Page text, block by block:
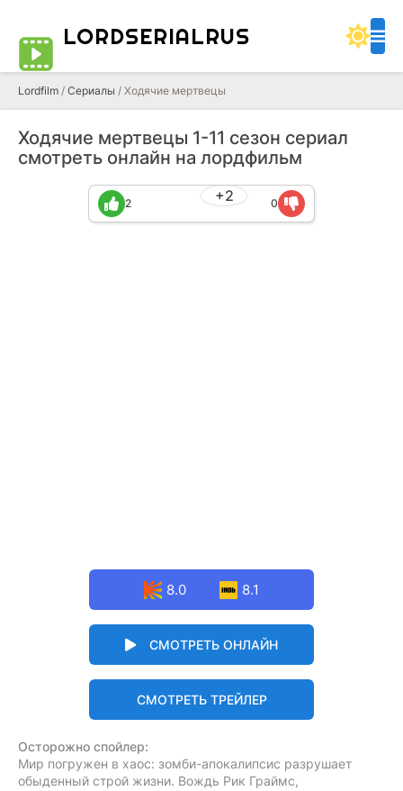
LORDSERIALRUS
Lordfilm / Сериалы / Ходячие мертвецы
Ходячие мертвецы 1-11 сезон сериал
смотреть онлайн на лордфильм
+2
2 0
8.0 8.1
СМОТРЕТЬ ОНЛАЙН
СМОТРЕТЬ ТРЕЙЛЕР
Осторожно спойлер:
Мир погружен в хаос: зомби-апокалипсис разрушает
обыденный строй жизни. Вождь Рик Граймс,